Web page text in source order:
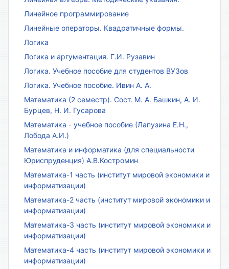
Линейное программирование
Линейные операторы. Квадратичные формы.
Логика
Логика и аргументация. Г.И. Рузавин
Логика. Учебное пособие для студентов ВУЗов
Логика. Учебное пособие. Ивин А. А.
Математика (2 семестр). Сост. М. А. Башкин, А. И.
Бурцев, Н. И. Гусарова
Математика - учебное пособие (Лапузина Е.Н.,
Лобода А.И.)
Математика и информатика (для специальности
Юриспруденция) А.В.Костромин
Математика-1 часть (институт мировой экономики и
информатизации)
Математика-2 часть (институт мировой экономики и
информатизации)
Математика-3 часть (институт мировой экономики и
информатизации)
Математика-4 часть (институт мировой экономики и
информатизации)